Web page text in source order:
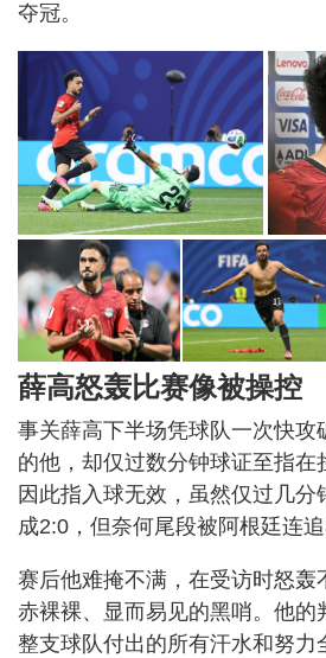
夺冠。
薛高怒轰比赛像被操控
事关薛高下半场凭球队一次快攻
的他，却仅过数分钟球证至指在
因此指入球无效，虽然仅过几
成2:0，但奈何尾段被阿根廷连追
赛后他难掩不满，在受访时怒轰
赤裸裸、显而易见的黑哨。他的
整支球队付出的所有汗水和努力